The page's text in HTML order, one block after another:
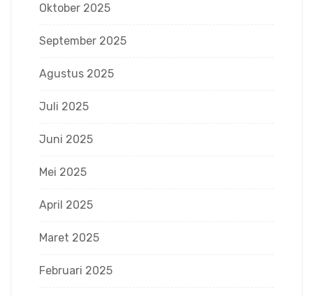
Oktober 2025
September 2025
Agustus 2025
Juli 2025
Juni 2025
Mei 2025
April 2025
Maret 2025
Februari 2025